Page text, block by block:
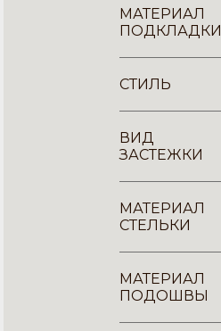
МАТЕРИАЛ
ПОДКЛАДКИ
СТИЛЬ
ВИД
ЗАСТЕЖКИ
МАТЕРИАЛ
СТЕЛЬКИ
МАТЕРИАЛ
ПОДОШВЫ